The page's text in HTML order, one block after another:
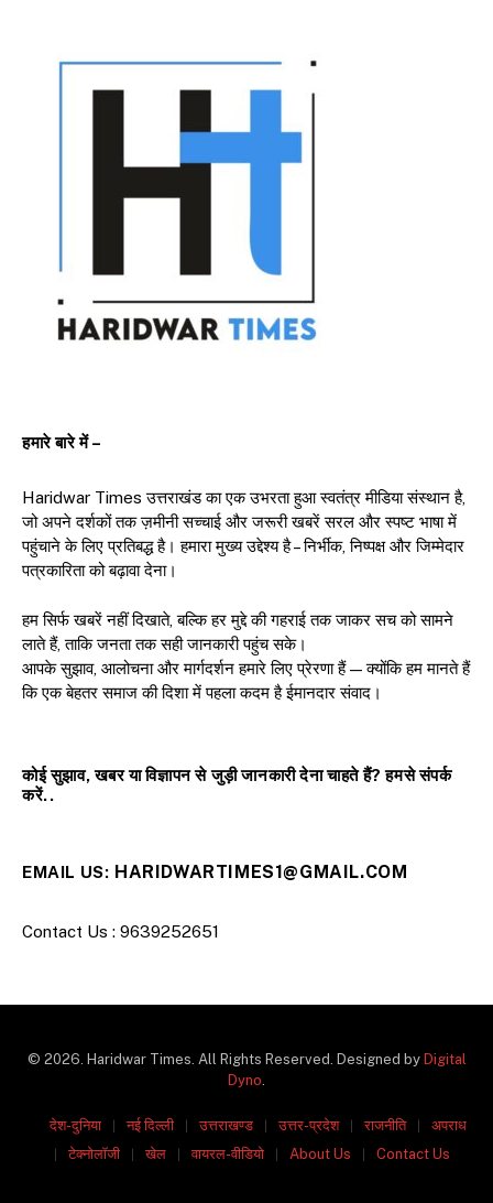
हमारे बारे में –
Haridwar Times उत्तराखंड का एक उभरता हुआ स्वतंत्र मीडिया संस्थान है,
जो अपने दर्शकों तक ज़मीनी सच्चाई और जरूरी खबरें सरल और स्पष्ट भाषा में
पहुंचाने के लिए प्रतिबद्ध है। हमारा मुख्य उद्देश्य है – निर्भीक, निष्पक्ष और जिम्मेदार
पत्रकारिता को बढ़ावा देना।
हम सिर्फ खबरें नहीं दिखाते, बल्कि हर मुद्दे की गहराई तक जाकर सच को सामने
लाते हैं, ताकि जनता तक सही जानकारी पहुंच सके।
आपके सुझाव, आलोचना और मार्गदर्शन हमारे लिए प्रेरणा हैं — क्योंकि हम मानते हैं
कि एक बेहतर समाज की दिशा में पहला कदम है ईमानदार संवाद।
कोई सुझाव, खबर या विज्ञापन से जुड़ी जानकारी देना चाहते हैं? हमसे संपर्क
करें..
EMAIL US: HARIDWARTIMES1@GMAIL.COM
Contact Us : 9639252651
© 2026. Haridwar Times. All Rights Reserved. Designed by Digital
Dyno
देश-दुनिया नई दिल्ली उत्तराखण्ड उत्तर-प्रदेश राजनीति
अपराध
टेक्नोलॉजी
खेल वायरल-वीडियो About Us Contact Us